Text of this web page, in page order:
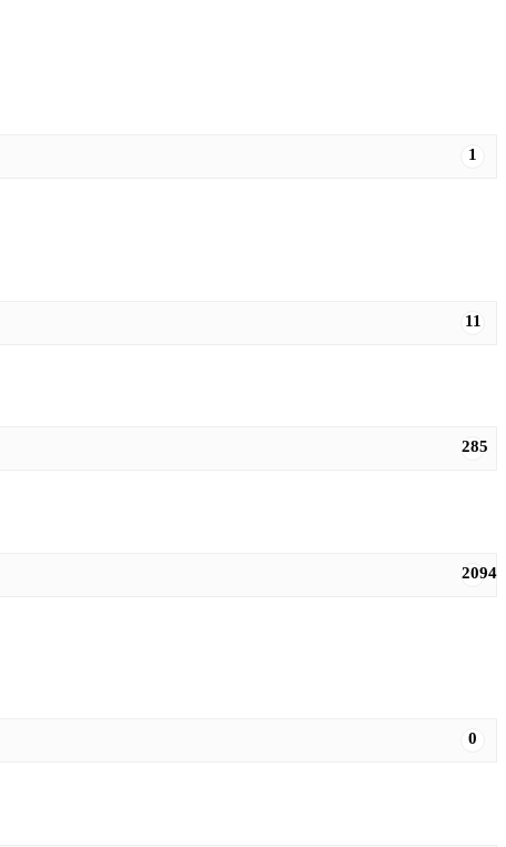
1
11
285
2094
0